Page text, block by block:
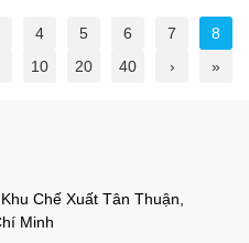
4 5 6 7
8
10 20 40 › »
Chế Xuất Tân Thuận,
Minh